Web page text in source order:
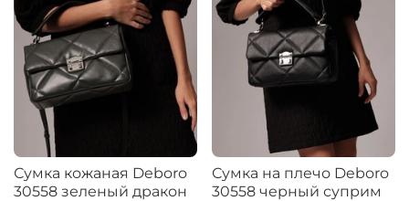
Сумка кожаная Deboro
30558 зеленый дракон
Сумка на плечо Deboro
30558 черный суприм